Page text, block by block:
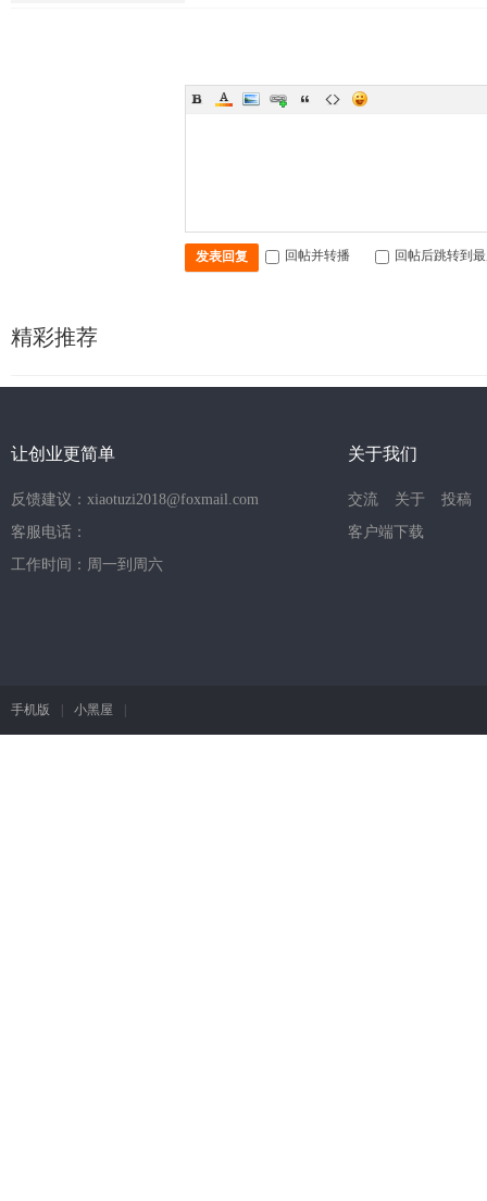
发表回复 回帖并转播 回帖后跳转到
精彩推荐
让创业更简单
反馈建议：xiaotuzi2018@foxmail.com
客服电话：
工作时间：周一到周六
关于我们
交流 关于
投稿
客户端下载
手机版 | 小黑屋 |